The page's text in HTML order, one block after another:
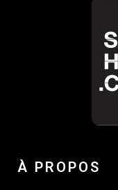
À PROPOS